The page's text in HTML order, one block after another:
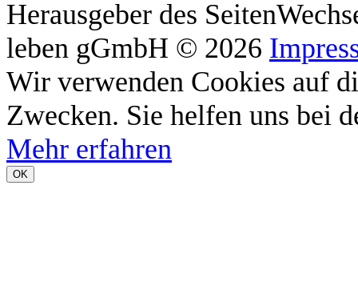
Herausgeber des
leben gGmbH © 2026
Wir verwenden Cookies auf
Zwecken. Sie helfen uns bei
Mehr erfahren
OK